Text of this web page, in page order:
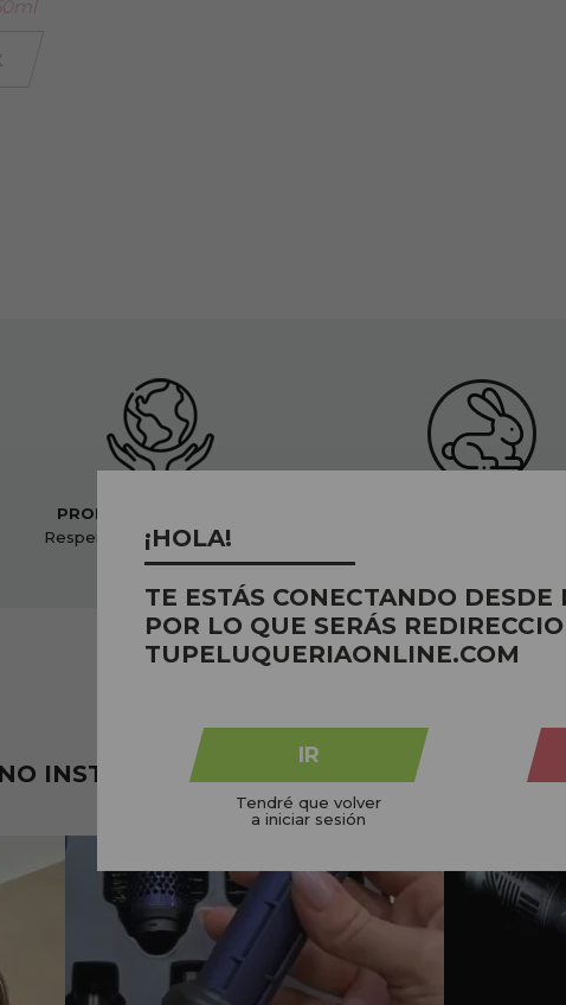
PRODUTOS ORGÂNICOS
Respeitoso ao nosso planeta
INSTAGRAM
¡HOLA!
TE ESTÁS CONECTANDO DESDE
POR LO QUE SERÁS
TUPELUQUERIAONLINE.COM
IR
Tendré que volver
a iniciar sesión